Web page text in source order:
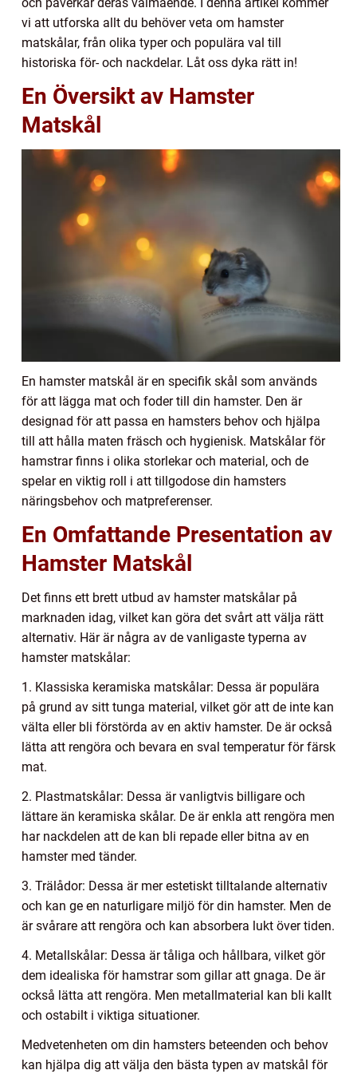
vi att utforska allt du behöver veta om hamster
matskålar, från olika typer och populära val till
historiska för- och nackdelar. Låt oss dyka rätt in!
En Översikt av Hamster
Matskål
En hamster matskål är en specifik skål som används
för att lägga mat och foder till din hamster. Den är
designad för att passa en hamsters behov och hjälpa
till att hålla maten fräsch och hygienisk. Matskålar för
hamstrar finns i olika storlekar och material, och de
spelar en viktig roll i att tillgodose din hamsters
näringsbehov och matpreferenser.
En Omfattande Presentation av
Hamster Matskål
Det finns ett brett utbud av hamster matskålar på
marknaden idag, vilket kan göra det svårt att välja rätt
alternativ. Här är några av de vanligaste typerna av
hamster matskålar:
1. Klassiska keramiska matskålar: Dessa är populära
på grund av sitt tunga material, vilket gör att de inte kan
välta eller bli förstörda av en aktiv hamster. De är också
lätta att rengöra och bevara en sval temperatur för färsk
mat.
2. Plastmatskålar: Dessa är vanligtvis billigare och
lättare än keramiska skålar. De är enkla att rengöra men
har nackdelen att de kan bli repade eller bitna av en
hamster med tänder.
3. Trälådor: Dessa är mer estetiskt tilltalande alternativ
och kan ge en naturligare miljö för din hamster. Men de
är svårare att rengöra och kan absorbera lukt över tiden.
4. Metallskålar: Dessa är tåliga och hållbara, vilket gör
dem idealiska för hamstrar som gillar att gnaga. De är
också lätta att rengöra. Men metallmaterial kan bli kallt
och ostabilt i viktiga situationer.
Medvetenheten om din hamsters beteenden och behov
kan hjälpa dig att välja den bästa typen av matskål för